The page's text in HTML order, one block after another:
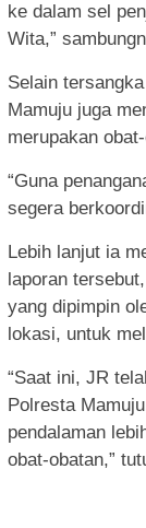
ke dalam sel
Wita,”
Selain
Mamuju juga
merupakan
“Guna
segera
Lebih lanjut ia
laporan
yang dipimpin
lokasi, untuk
“Saat ini, JR
Polresta
pendalaman
obat-obatan,”